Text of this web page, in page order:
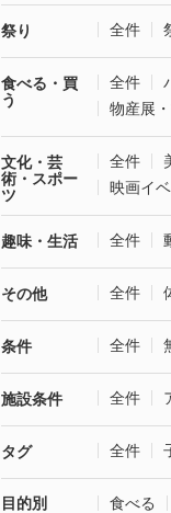
祭り 全件
食べる・買
う
全件
物産展
文化・芸
術・スポー
ツ
全件
映画イ
趣味・生活 全件
その他 全件
条件 全件
施設条件 全件
タグ 全件
目的別 食べる